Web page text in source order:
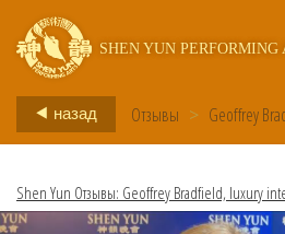
SHEN YUN PERFORMING
назад Отзывы > Geoffrey
Shen Yun Отзывы: Geoffrey Bradfield, luxury